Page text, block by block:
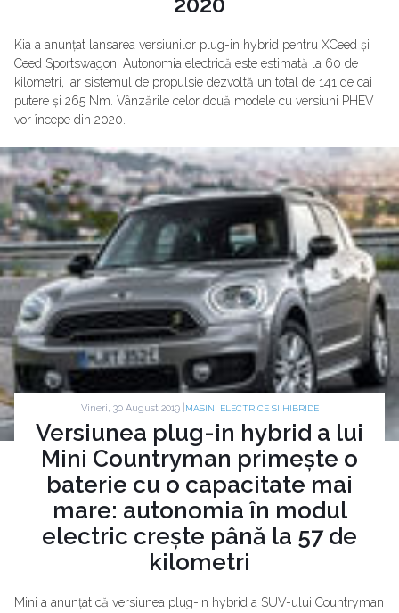
Kia a anunțat lansarea versiunilor plug-in hybrid pentru XCeed și
Ceed Sportswagon. Autonomia electrică este estimată la 60 de
kilometri, iar sistemul de propulsie dezvoltă un total de 141 de cai
putere și 265 Nm. Vânzările celor două modele cu versiuni PHEV
vor începe din 2020.
Vineri, 30 August 2019 | MASINI ELECTRICE SI HIBRIDE
Versiunea plug-in hybrid a lui
Mini Countryman primește o
baterie cu o capacitate mai
mare: autonomia în modul
electric crește până la 57 de
kilometri
Mini a anunțat că versiunea plug-in hybrid a SUV-ului Countryman